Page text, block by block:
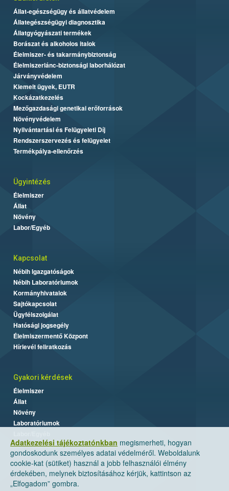
Adatkezelési tájékoztatónkban megismerheti, hogyan
gondoskodunk személyes adatai védelméről. Weboldalunk
cookie-kat (sütiket) használ a jobb felhasználói élmény
érdekében, melynek biztosításához kérjük, kattintson az
„Elfogadom” gombra.
Állat-egészségügy és állatvédelem
Állategészségügyi diagnosztika
Állatgyógyászati termékek
Borászat és alkoholos italok
Élelmiszer- és takarmánybiztonság
Élelmiszerlánc-biztonsági laborhálózat
Járványvédelem
Kiemelt ügyek, EUTR
Kockázatkezelés
Mezőgazdasági genetikai erőforrások
Növényvédelem
Nyilvántartási és Felügyeleti Díj
Rendszerszervezés és felügyelet
Termékpálya-ellenőrzés
Ügyintézés
Élelmiszer
Állat
Növény
Labor/Egyéb
Kapcsolat
Nébih Igazgatóságok
Nébih Laboratóriumok
Kormányhivatalok
Sajtókapcsolat
Ügyfélszolgálat
Hatósági jogsegély
Élelmiszermentő Központ
Hírlevél feliratkozás
Gyakori kérdések
Élelmiszer
Állat
Növény
Laboratóriumok